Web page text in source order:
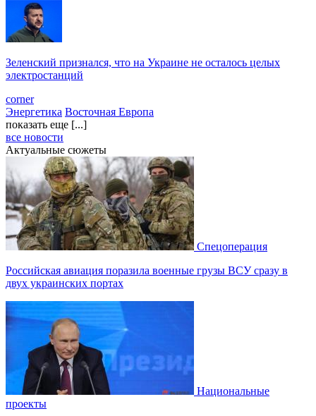
Зеленский признался, что на Украине не осталось целых
электростанций
corner
Энергетика Восточная Европа
показать еще [...]
все новости
Актуальные сюжеты
Спецоперация
Российская авиация поразила военные грузы ВСУ сразу в
двух украинских портах
Национальные
проекты